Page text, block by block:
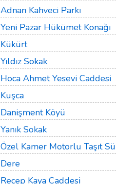
Adnan Kahveci Parkı
Yeni Pazar Hükümet Konağı
Kükürt
Yıldız Sokak
Hoca Ahmet Yesevi Caddesi
Kuşca
Danişment Köyü
Yanık Sokak
Özel Kamer Motorlu Taşıt
Dere
Recep Kaya Caddesi